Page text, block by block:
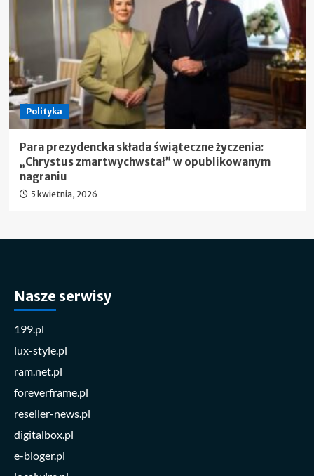
Polityka
Para prezydencka składa świąteczne życzenia:
„Chrystus zmartwychwstał” w opublikowanym
nagraniu
5 kwietnia, 2026
Nasze serwisy
199.pl
lux-style.pl
ram.net.pl
foreverframe.pl
reseller-news.pl
digitalbox.pl
e-bloger.pl